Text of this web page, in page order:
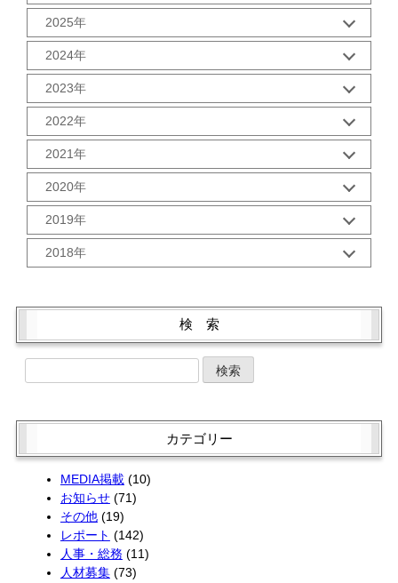
1月 (1)
2025年
10月 (2)
9月 (2)
8月 (2)
7月 (2)
6月 (2)
5月 (3)
4月 (1)
3月 (2)
2月 (2)
1月 (3)
2024年
12月 (1)
11月 (2)
10月 (2)
9月 (2)
8月 (2)
7月 (2)
6月 (2)
5月 (2)
4月 (2)
3月 (1)
2月 (2)
2023年
12月 (2)
11月 (2)
10月 (2)
9月 (2)
8月 (2)
7月 (2)
6月 (2)
5月 (2)
4月 (2)
2022年
12月 (2)
11月 (2)
10月 (3)
9月 (3)
8月 (2)
6月 (2)
5月 (3)
2月 (2)
2021年
12月 (2)
11月 (2)
10月 (2)
9月 (5)
8月 (1)
5月 (2)
3月 (2)
1月 (2)
2020年
12月 (2)
11月 (2)
10月 (2)
9月 (1)
7月 (3)
5月 (2)
4月 (4)
3月 (2)
1月 (2)
2019年
12月 (3)
11月 (1)
7月 (1)
6月 (4)
1月 (2)
2018年
4月 (1)
2月 (4)
検 索
カテゴリー
MEDIA掲載(10)
お知らせ(71)
その他(19)
レポート (142)
人事・総務 (11)
人材募集(73)